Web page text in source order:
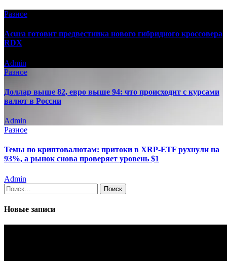
Разное
Acura готовит предвестника нового гибридного кроссовера
RDX
Admin
Разное
Доллар выше 82, евро выше 94: что происходит с курсами
валют в России
Admin
Разное
Темы по криптовалютам: притоки в XRP-ETF рухнули на
93%, а рынок снова проверяет уровень $1
Admin
Найти:
Новые записи